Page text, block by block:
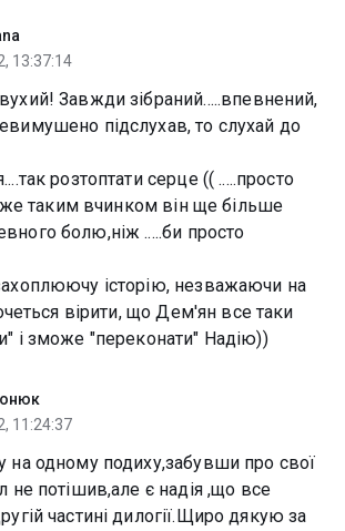
13:37:14
Завжди зібраний.....впевнений,
підслухав, то слухай до
розтоптати серце (( .....просто
таким вчинком він ще більше
болю,ніж .....би просто
історію, незважаючи на
вірити, що Дем'ян все таки
і зможе "переконати" Надію))
11:24:37
на одному подиху,забувши про свої
не потішив,але є надія ,що все
частині дилогії.Щиро дякую за